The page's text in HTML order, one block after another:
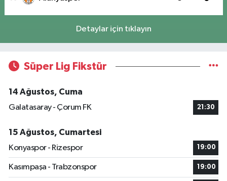
Detaylar için tıklayın
Süper Lig Fikstür
14 Ağustos, Cuma
Galatasaray - Çorum FK
21:30
15 Ağustos, Cumartesi
Konyaspor - Rizespor
19:00
Kasımpaşa - Trabzonspor 19:00